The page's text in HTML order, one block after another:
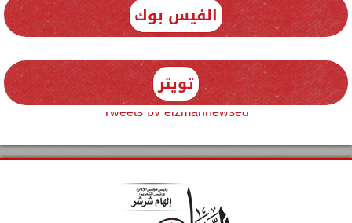
الفيس بوك
تويتر
Tweets by elzmannewseg